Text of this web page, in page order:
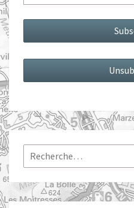
Rechercher :